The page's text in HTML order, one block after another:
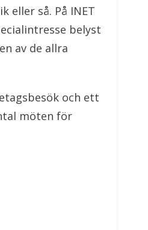
eller så. På INET
belyst
av de allra
och ett
möten för